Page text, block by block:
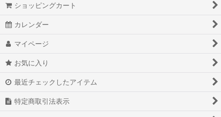
ショッピングカート
カレンダー
マイページ
お気に入り
最近チェックしたアイテム
特定商取引法表示